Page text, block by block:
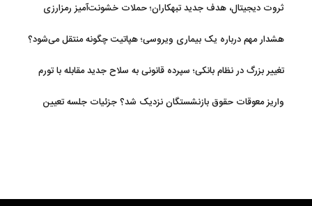
ثروت دیجیتال، هدف جدید تبهکاران؛ حملات خشونت‌آمیز رمزارزی
هشدار مهم درباره یک بیماری ویروسی؛ هپاتیت چگونه منتقل می‌شود؟
تغییر بزرگ در نظام بانکی؛ سپرده قانونی به سلاح جدید مقابله با تورم
واریز معوقات حقوق بازنشستگان نزدیک شد؟ جزئیات جلسه تعیین